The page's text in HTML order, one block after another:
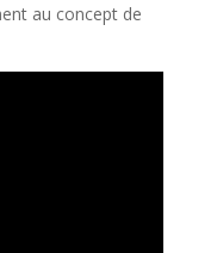
au concept de